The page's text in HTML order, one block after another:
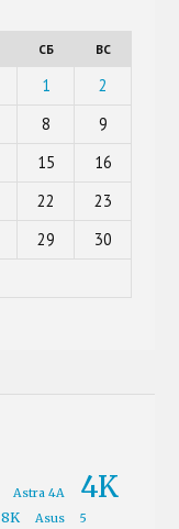
СБ ВС
1
2
8
9
15
16
22
23
29
30
Astra 4A 4K
8K Asus
5